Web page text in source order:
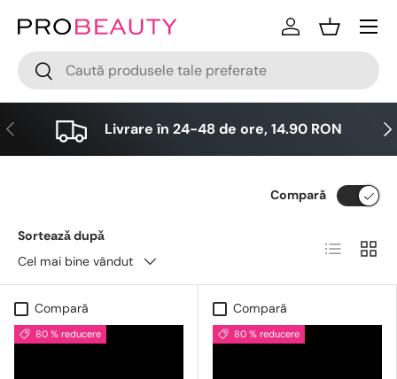
Sari la conținut
Cǎutare
Cǎutare
LogareCos
Meniu
Anterior Livrare în 24-48 de ore, 14.90 RON
Sorteazǎ dupǎ
Cel mai bine vândut
Compară
Lista Grid
Compară
80 % reducere
Compară
80 % reducere